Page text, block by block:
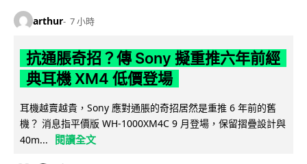
arthur 7 小時
抗通脹奇招？傳 Sony 擬重推六年前經
典耳機 XM4 低價登場
耳機越賣越貴，Sony 應對通脹的奇招居然是重推 6 年前的舊
機？ 消息指平價版 WH-1000XM4C 9 月登場，保留摺疊設計與
40m...
閱讀全文